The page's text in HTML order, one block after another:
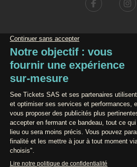
Conditions générales
Données
©2019 Le Bikini. All rights reserved. Use of
portion of this site constitutes acceptance of
Privacy Policy and Cookie Statement